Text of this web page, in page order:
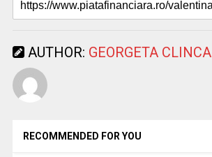
AUTHOR: GEORGETA CLINCA
RECOMMENDED FOR YOU